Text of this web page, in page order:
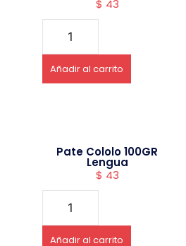
$ 43
Añadir al carrito
Pate Cololo 100GR
Lengua
$ 43
Añadir al carrito